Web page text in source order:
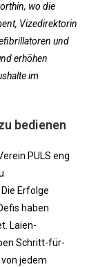
wo die
Vizedirektorin
und
erhöhen
im
bedienen
PULS eng
Erfolge
haben
Laien-
Schritt-für-
jedem